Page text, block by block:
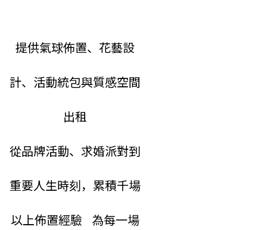
提供氣球佈置、花藝設
計、活動統包與質感空間
出租
從品牌活動、求婚派對到
重要人生時刻，累積千場
以上佈置經驗 為每一場